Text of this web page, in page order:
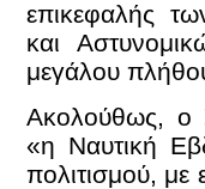
επικεφαλής
και
μεγάλου
Ακολούθως, ο
«η Ναυτική
πολιτισμού,